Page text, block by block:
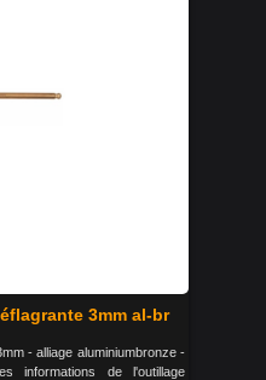
3mm al-br
- alliage aluminiumbronze -
informations de l'outillage